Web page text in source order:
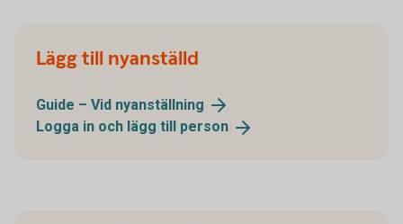
Lägg till nyanställd
Guide – Vid nyanställning
Logga in och lägg till person